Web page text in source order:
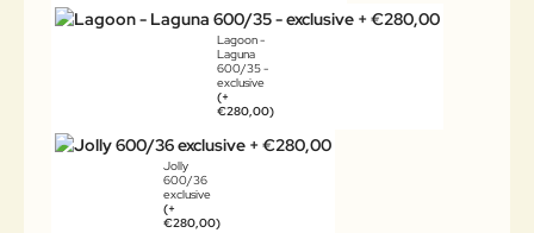
Lagoon -
Laguna
600/35 -
exclusive
(+
€280,00)
Jolly
600/36
exclusive
(+
€280,00)